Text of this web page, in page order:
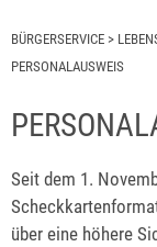
BÜRGERSERVICE >
PERSONALAUSWEIS
Seit dem 1.
über eine höhere